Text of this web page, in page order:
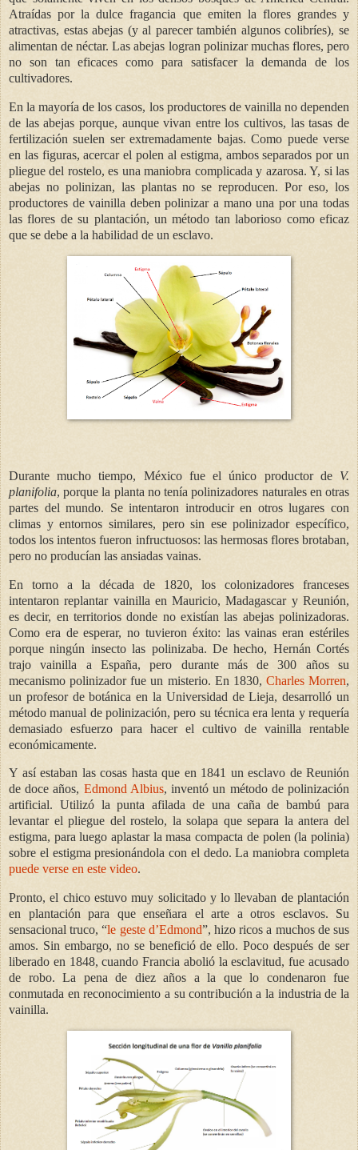
Atraídas por la dulce fragancia que emiten la flores grandes y
atractivas, estas abejas (y al parecer también algunos colibríes), se
alimentan de néctar. Las abejas logran polinizar muchas flores, pero
no son tan eficaces como para satisfacer la demanda de los
cultivadores.
En la mayoría de los casos, los productores de vainilla no dependen
de las abejas porque, aunque vivan entre los cultivos, las tasas de
fertilización suelen ser extremadamente bajas. Como puede verse
en las figuras, acercar el polen al estigma, ambos separados por un
pliegue del rostelo, es una maniobra complicada y azarosa. Y, si las
abejas no polinizan, las plantas no se reproducen. Por eso, los
productores de vainilla deben polinizar a mano una por una todas
las flores de su plantación, un método tan laborioso como eficaz
que se debe a la habilidad de un esclavo.
Durante mucho tiempo, México fue el único productor de V.
planifolia, porque la planta no tenía polinizadores naturales en otras
partes del mundo. Se intentaron introducir en otros lugares con
climas y entornos similares, pero sin ese polinizador específico,
todos los intentos fueron infructuosos: las hermosas flores brotaban,
pero no producían las ansiadas vainas.
En torno a la década de 1820, los colonizadores franceses
intentaron replantar vainilla en Mauricio, Madagascar y Reunión,
es decir, en territorios donde no existían las abejas polinizadoras.
Como era de esperar, no tuvieron éxito: las vainas eran estériles
porque ningún insecto las polinizaba. De hecho, Hernán Cortés
trajo vainilla a España, pero durante más de 300 años su
mecanismo polinizador fue un misterio. En 1830, Charles Morren,
un profesor de botánica en la Universidad de Lieja, desarrolló un
método manual de polinización, pero su técnica era lenta y requería
demasiado esfuerzo para hacer el cultivo de vainilla rentable
económicamente.
Y así estaban las cosas hasta que en 1841 un esclavo de Reunión
de doce años, Edmond Albius, inventó un método de polinización
artificial. Utilizó la punta afilada de una caña de bambú para
levantar el pliegue del rostelo, la solapa que separa la antera del
estigma, para luego aplastar la masa compacta de polen (la polinia)
sobre el estigma presionándola con el dedo. La maniobra completa
puede verse en este video.
Pronto, el chico estuvo muy solicitado y lo llevaban de plantación
en plantación para que enseñara el arte a otros esclavos. Su
sensacional truco, “le geste d’Edmond”, hizo ricos a muchos de sus
amos. Sin embargo, no se benefició de ello. Poco después de ser
liberado en 1848, cuando Francia abolió la esclavitud, fue acusado
de robo. La pena de diez años a la que lo condenaron fue
conmutada en reconocimiento a su contribución a la industria de la
vainilla.